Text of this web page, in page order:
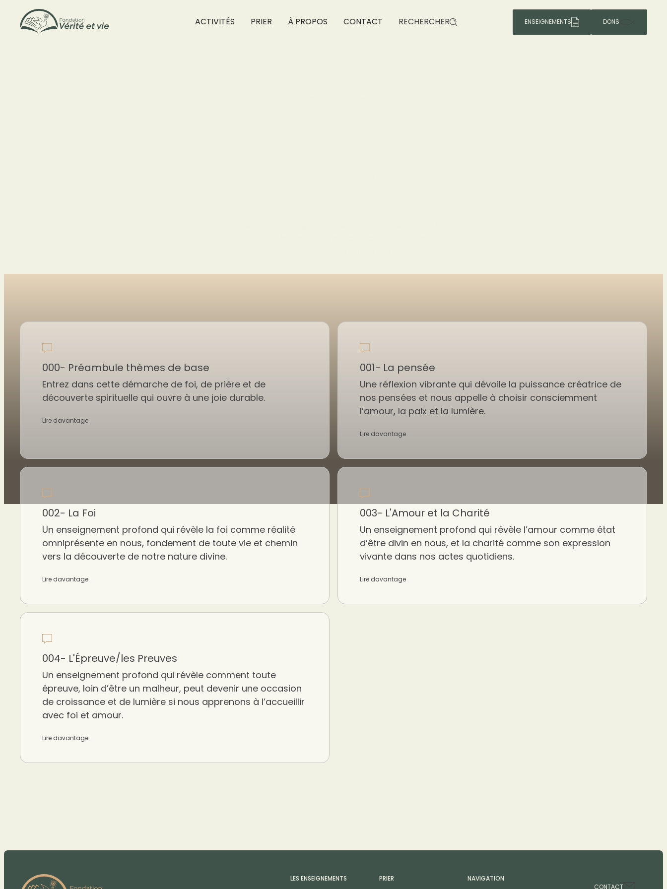
ACTIVITÉS PRIER À PROPOS CONTACT RECHERCHER ENSEIGNEMENTS DONS
000- Préambule thèmes de base
Entrez dans cette démarche de foi, de prière et de
découverte spirituelle qui ouvre à une joie durable.
Lire davantage
001- La pensée
Une réflexion vibrante qui dévoile la puissance créatrice de
nos pensées et nous appelle à choisir consciemment
l’amour, la paix et la lumière.
Lire davantage
002- La Foi
Un enseignement profond qui révèle la foi comme réalité
omniprésente en nous, fondement de toute vie et chemin
vers la découverte de notre nature divine.
Lire davantage
003- L'Amour et la Charité
Un enseignement profond qui révèle l’amour comme état
d’être divin en nous, et la charité comme son expression
vivante dans nos actes quotidiens.
Lire davantage
004- L'Épreuve/les Preuves
Un enseignement profond qui révèle comment toute
épreuve, loin d’être un malheur, peut devenir une occasion
de croissance et de lumière si nous apprenons à l’accueillir
avec foi et amour.
Lire davantage
LES ENSEIGNEMENTS PRIER
NAVIGATION
CONTACT